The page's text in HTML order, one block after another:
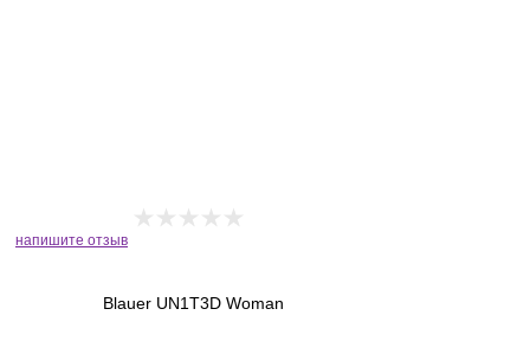
напишите отзыв
Blauer UN1T3D Woman